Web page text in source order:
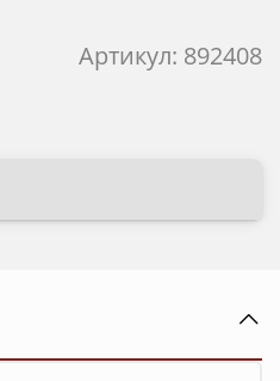
Артикул: 892408